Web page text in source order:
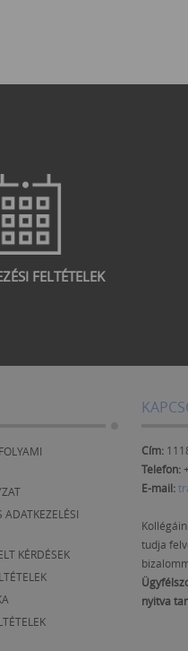
FELTÉTELEK
ADATKEZELÉSI
KÉRDÉSEK
Cím:
Telefon:
E-mail:
tudja
nyitva